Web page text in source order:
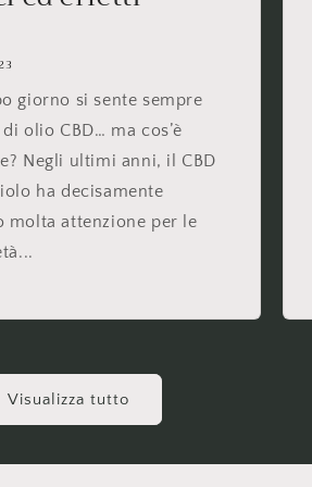
giorno si sente sempre
olio CBD… ma cos’è
Negli ultimi anni, il CBD
ha decisamente
molta attenzione per le
Visualizza tutto